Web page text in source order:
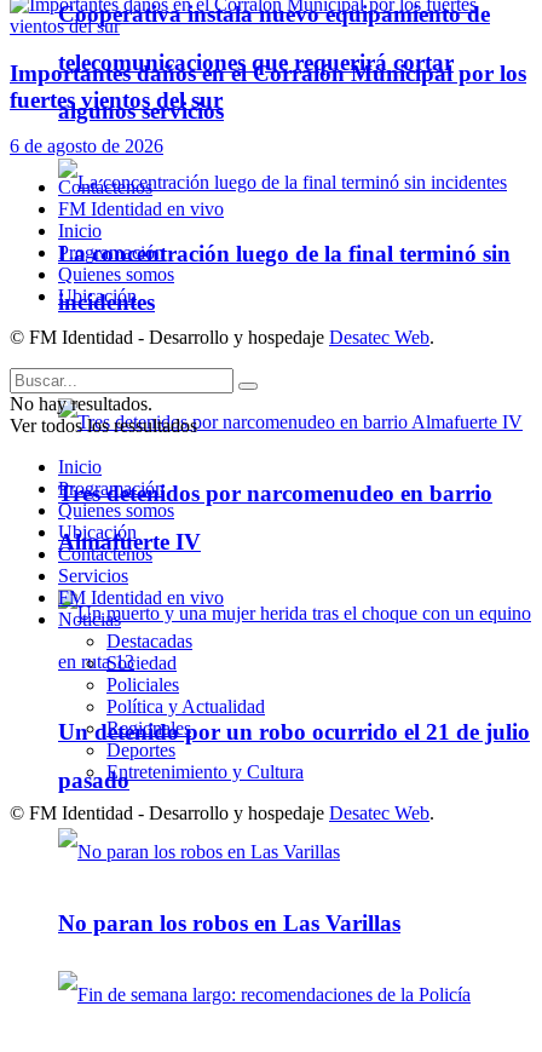
Cooperativa instala nuevo equipamiento de
telecomunicaciones que requerirá cortar
algunos servicios
La concentración luego de la final terminó sin
incidentes
Policiales
Tres detenidos por narcomenudeo en barrio
Almafuerte IV
Un detenido por un robo ocurrido el 21 de julio
pasado
No paran los robos en Las Varillas
Importantes daños en el Corralón Municipal por los
fuertes vientos del sur
6 de agosto de 2026
Contáctenos
FM Identidad en vivo
Inicio
Programación
Quienes somos
Ubicación
© FM Identidad - Desarrollo y hospedaje Desatec Web.
No hay resultados.
Ver todos los ressultados
Inicio
Programación
Quienes somos
Ubicación
Contáctenos
Servicios
FM Identidad en vivo
Noticias
Destacadas
Sociedad
Policiales
Política y Actualidad
Regionales
Deportes
Entretenimiento y Cultura
© FM Identidad - Desarrollo y hospedaje Desatec Web.